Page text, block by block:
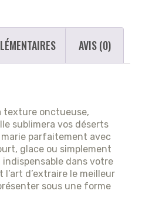
AVIS (0)
texture onctueuse,
sublimera vos déserts
parfaitement avec
glace ou simplement
dans votre
l’art d’extraire le meilleur
sous une forme